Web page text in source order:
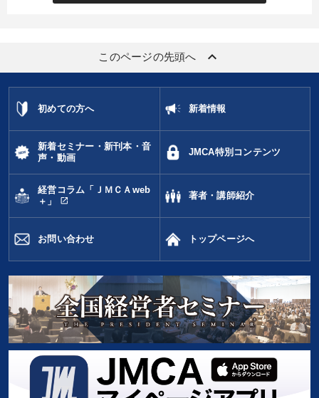
このページの先頭へ keyboard_arrow_up
初めての方へ 新着情報
新着セミナー・新刊本・音
声・動画
JMCA特別コンテンツ
経営コラム「ＪＭＣＡweb
＋」
open_in_new
著者・講師紹介
お問い合わせ トップページへ